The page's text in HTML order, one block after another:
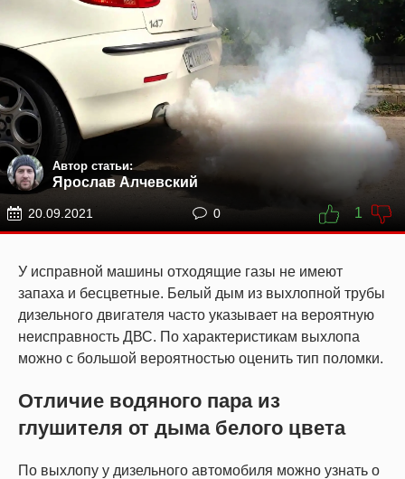
Автор статьи:
Ярослав Алчевский
20.09.2021 0 1
У исправной машины отходящие газы не имеют
запаха и бесцветные. Белый дым из выхлопной трубы
дизельного двигателя часто указывает на вероятную
неисправность ДВС. По характеристикам выхлопа
можно с большой вероятностью оценить тип поломки.
Отличие водяного пара из
глушителя от дыма белого цвета
По выхлопу у дизельного автомобиля можно узнать о